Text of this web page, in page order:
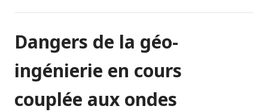
Dangers de la géo-
ingénierie en cours
couplée aux ondes